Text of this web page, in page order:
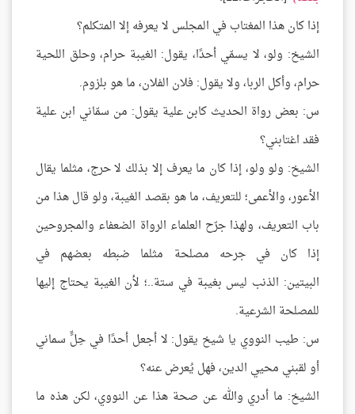
إذا كان هذا المغتاب في المجلس لا يعرفه إلا المتكلم؟
الشيخ: ولو، لا يسمّي أحدًا، يقول: الغيبة حرام، وحلق اللحية
حرام، وأكل الربا، ولا يقول: فلان الفلان، ما هو بلزوم.
س: بعض رواة الحديث كابن علية يقول: من سمّاني ابن علية
فقد اغتابني؟
الشيخ: ولو ولو، إذا كان ما يعرف إلا بذلك لا حرج، مثلما يقال
الأعور، والأعمى؛ للتعريف، ما هو بقصد الغيبة، ولو قال هذا من
باب التعريف، ولهذا جرّح العلماء الرواة الضعفاء والمجروحين
إذا كان في جرحه مصلحة مثلما ضبطه بعضهم في
البيتين: الذنب ليس بغيبة في ستة..؛ لأن الغيبة يحتاج إليها
للمصلحة الشرعية.
س: طيب النووي يا شيخ يقول: لا أجعل أحدًا في حِلٍّ سماني
أو لقبني محيي الدين، فهل يُعرض عنه؟
الشيخ: ما أدري والله عن صحة هذا عن النووي، لكن هذه ما